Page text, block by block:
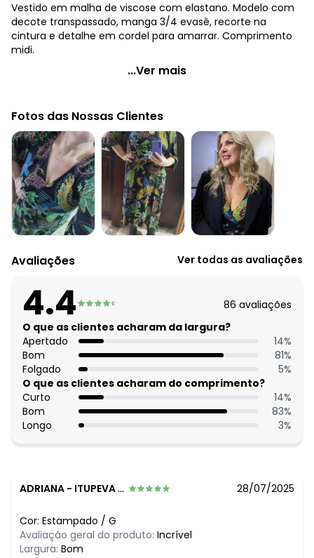
Vestido em malha de viscose com elastano. Modelo com
decote transpassado, manga 3/4 evasê, recorte na
cintura e detalhe em cordel para amarrar. Comprimento
midi.
Quintess - Vestido Floresta Preta com Transpasse
Modelagem: Solto
Comprimento da manga: 3/4
Modelo da manga: Evasê
Comprimento: Midi
Decote frente: Transpassado
Decote costas: Redondo
Complemento: Detalhe para amarrar
Tecido: Malha
Composição: 96% viscose 4% elastano
O preço apresentado abaixo é o menor oferecido em
agosto/2026
N/D*
julho/2026 N/D*
junho/2026
maio/2026 N/D*
abril/2026 N/D*
março/2026 R$ 109,99
fevereiro/2026
...Ver mais
Fotos das Nossas Clientes
Avaliações Ver todas as avaliações
4.4 86 avaliações
O que as clientes acharam da largura?
Apertado
14%
Bom
81%
Folgado
5%
O que as clientes acharam do comprimento?
Curto
14%
Bom
83%
Longo
3%
ADRIANA - ITUPEVA - SP 28/07/2025
Cor: Estampado / G
Avaliação geral do produto: Incrível
Largura: Bom